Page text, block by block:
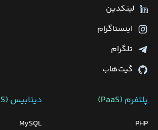
لینکدین
اینستاگرام
تلگرام
گیت‌هاب
پلتفرم (PaaS)
PHP
دیتابیس‌ (DBaaS)
MySQL